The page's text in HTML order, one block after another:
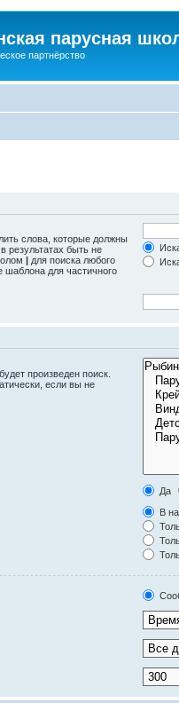
парусная
партнёрство
слова, которые должны
результатах быть не
| для поиска любого
шаблона для частичного
произведен поиск.
если вы не
Да
В